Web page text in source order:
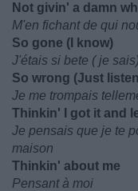
Not givin' a damn
M'en fichant de qui
So gone (I know)
J'étais si bete ( je sais)
So wrong (Just
Je me trompais
Thinkin' I got it and
Je pensais que je te
maison
Thinkin' about me
Pensant à moi